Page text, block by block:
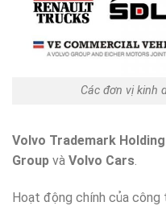
Các đơn vị kinh
Volvo Trademark
Group và Volvo Cars.
Hoạt động chính của công